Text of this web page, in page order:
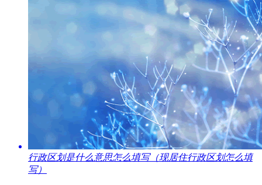
​行政区划是什么意思怎么填写（现居住行政区划怎么填
写）